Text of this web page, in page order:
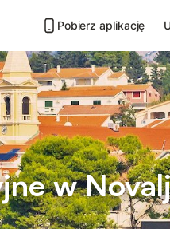
Pobierz aplikację
w